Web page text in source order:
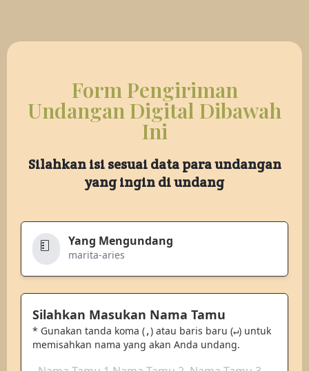
Form Pengiriman
Undangan Digital Dibawah
Ini
Silahkan isi sesuai data para undangan
yang ingin di undang
Yang Mengundang
marita-aries
Silahkan Masukan Nama Tamu
* Gunakan tanda koma (,) atau baris baru (↵) untuk
memisahkan nama yang akan Anda undang.